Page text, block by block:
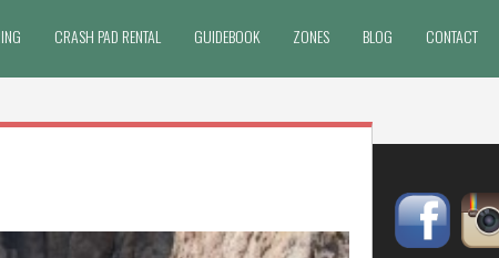
CRASH PAD RENTAL GUIDEBOOK ZONES BLOG CONTACT